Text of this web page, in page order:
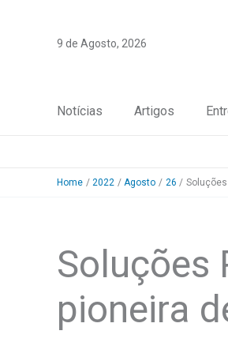
9 de Agosto, 2026
Notícias Artigos
Home 2022 Agosto 26
Soluções
pioneira